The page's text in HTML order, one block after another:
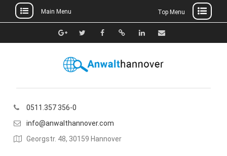
to
Main Menu Top Menu
Google+TwitterFacebook
Xing Linkedin
E-
0511.357 356-0
info@anwalthannover.com
Georgstr. 48, 30159 Hannover